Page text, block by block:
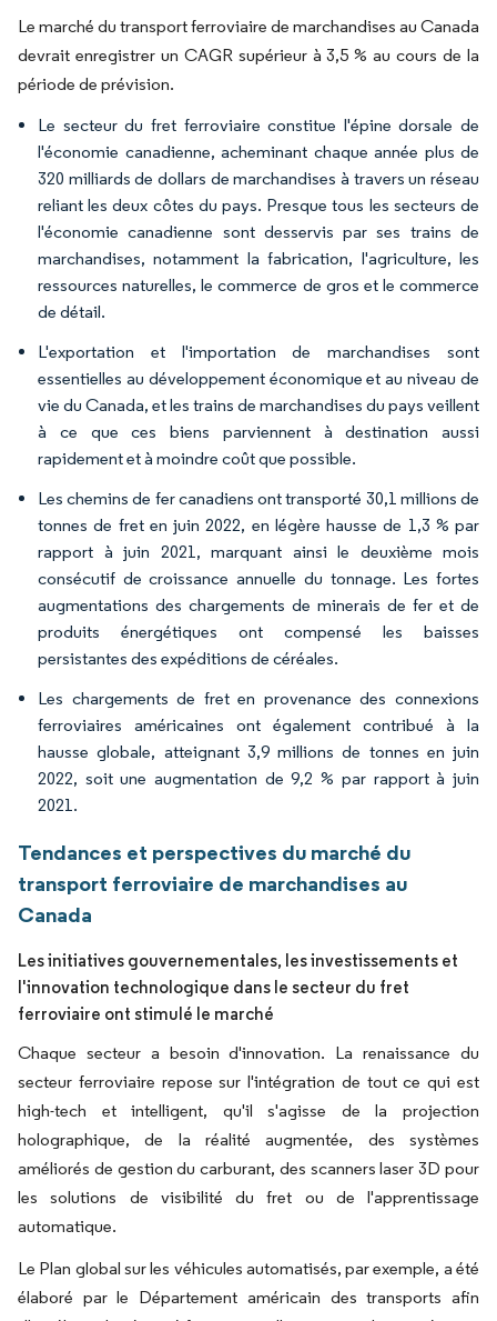
Le marché du transport ferroviaire de marchandises au Canada
devrait enregistrer un CAGR supérieur à 3,5 % au cours de la
période de prévision.
Le secteur du fret ferroviaire constitue l'épine dorsale de
l'économie canadienne, acheminant chaque année plus de
320 milliards de dollars de marchandises à travers un réseau
reliant les deux côtes du pays. Presque tous les secteurs de
l'économie canadienne sont desservis par ses trains de
marchandises, notamment la fabrication, l'agriculture, les
ressources naturelles, le commerce de gros et le commerce
de détail.
L'exportation et l'importation de marchandises sont
essentielles au développement économique et au niveau de
vie du Canada, et les trains de marchandises du pays veillent
à ce que ces biens parviennent à destination aussi
rapidement et à moindre coût que possible.
Les chemins de fer canadiens ont transporté 30,1 millions de
tonnes de fret en juin 2022, en légère hausse de 1,3 % par
rapport à juin 2021, marquant ainsi le deuxième mois
consécutif de croissance annuelle du tonnage. Les fortes
augmentations des chargements de minerais de fer et de
produits énergétiques ont compensé les baisses
persistantes des expéditions de céréales.
Les chargements de fret en provenance des connexions
ferroviaires américaines ont également contribué à la
hausse globale, atteignant 3,9 millions de tonnes en juin
2022, soit une augmentation de 9,2 % par rapport à juin
2021.
Tendances et perspectives du marché du
transport ferroviaire de marchandises au
Canada
Les initiatives gouvernementales, les investissements et
l'innovation technologique dans le secteur du fret
ferroviaire ont stimulé le marché
Chaque secteur a besoin d'innovation. La renaissance du
secteur ferroviaire repose sur l'intégration de tout ce qui est
high-tech et intelligent, qu'il s'agisse de la projection
holographique, de la réalité augmentée, des systèmes
améliorés de gestion du carburant, des scanners laser 3D pour
les solutions de visibilité du fret ou de l'apprentissage
automatique.
Le Plan global sur les véhicules automatisés, par exemple, a été
élaboré par le Département américain des transports afin